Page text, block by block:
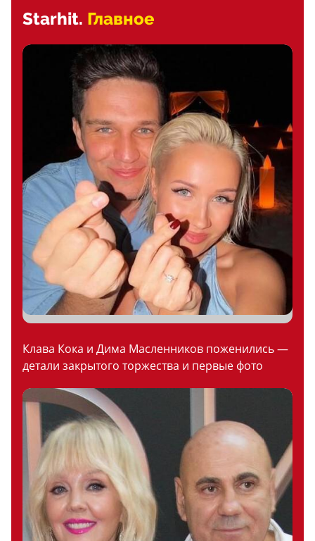
Starhit. Главное
Клава Кока и Дима Масленников поженились —
детали закрытого торжества и первые фото